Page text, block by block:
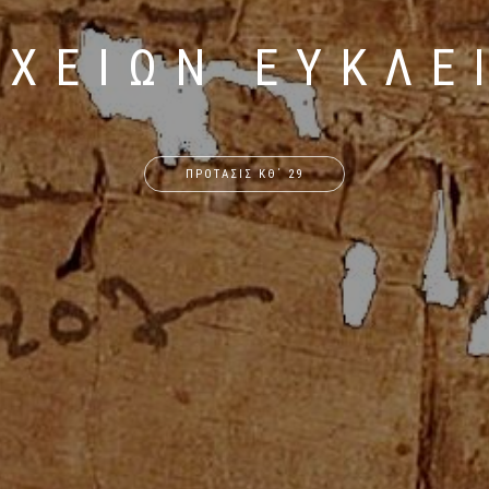
ΠΡΟΤΑΣΙΣ ΚΘ΄ 29